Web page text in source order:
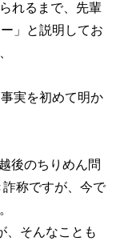
れるまで、先輩
」と説明してお
実を初めて明か
後のちりめん問
詐称ですが、今で
、そんなことも